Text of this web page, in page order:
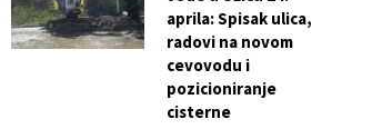
aprila: Spisak ulica,
radovi na novom
cevovodu i
pozicioniranje
cisterne